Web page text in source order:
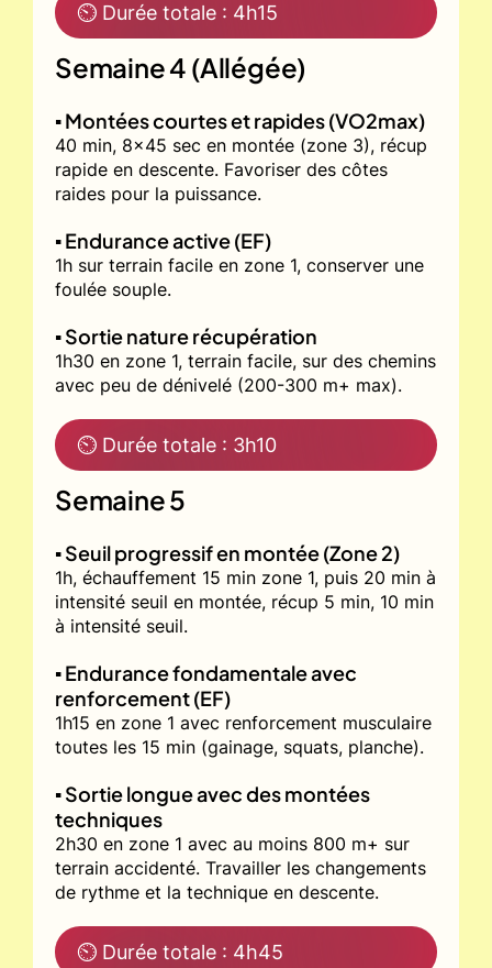
⏲ Durée totale : 4h15
Semaine 4 (Allégée)
▪️ Montées courtes et rapides (VO2max)
40 min, 8x45 sec en montée (zone 3), récup
rapide en descente. Favoriser des côtes
raides pour la puissance.
▪️ Endurance active (EF)
1h sur terrain facile en zone 1, conserver une
foulée souple.
▪️ Sortie nature récupération
1h30 en zone 1, terrain facile, sur des chemins
avec peu de dénivelé (200-300 m+ max).
⏲ Durée totale : 3h10
Semaine 5
▪️ Seuil progressif en montée (Zone 2)
1h, échauffement 15 min zone 1, puis 20 min à
intensité seuil en montée, récup 5 min, 10 min
à intensité seuil.
▪️ Endurance fondamentale avec
renforcement (EF)
1h15 en zone 1 avec renforcement musculaire
toutes les 15 min (gainage, squats, planche).
▪️ Sortie longue avec des montées
techniques
2h30 en zone 1 avec au moins 800 m+ sur
terrain accidenté. Travailler les changements
de rythme et la technique en descente.
⏲ Durée totale : 4h45